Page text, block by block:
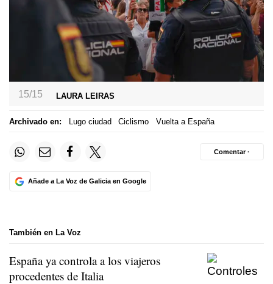
15/15 LAURA LEIRAS
Archivado en: Lugo ciudad Ciclismo Vuelta a España
Añade a La Voz de Galicia en Google
Comentar ·
También en La Voz
España ya controla a los viajeros
procedentes de Italia